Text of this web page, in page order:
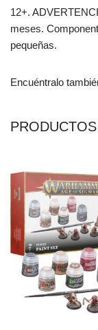
12+.
meses.
pequeñas.
Encuéntralo